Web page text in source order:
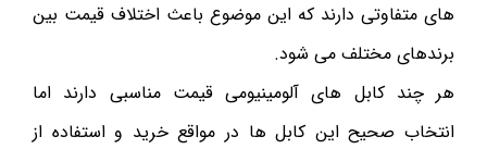
های متفاوتی دارند که این موضوع باعث اختلاف قیمت بین
برندهای مختلف می شود.
هر چند کابل های آلومینیومی قیمت مناسبی دارند اما
انتخاب صحیح این کابل ها در مواقع خرید و استفاده از